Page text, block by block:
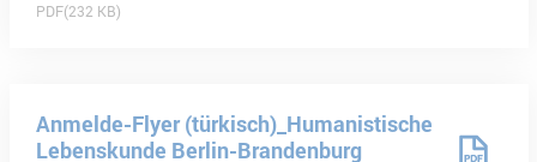
PDF 232 KB
Anmelde-Flyer (türkisch)_Humanistische
Lebenskunde Berlin-Brandenburg